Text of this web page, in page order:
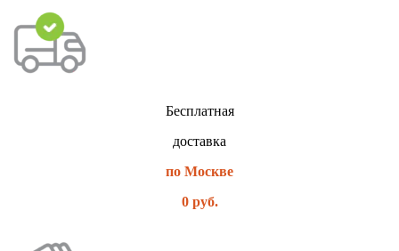
Бесплатная
доставка
по Москве
0 руб.